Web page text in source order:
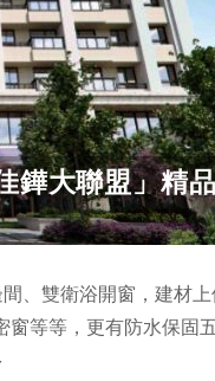
鏵大聯盟」精
、雙衛浴開窗，建材
等等，更有防水保固